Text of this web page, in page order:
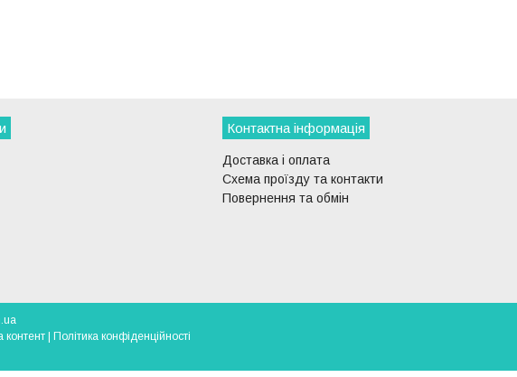
Контактна інформація
Доставка і оплата
Схема проїзду та контакти
Повернення та обмін
контент
Політика конфіденційності